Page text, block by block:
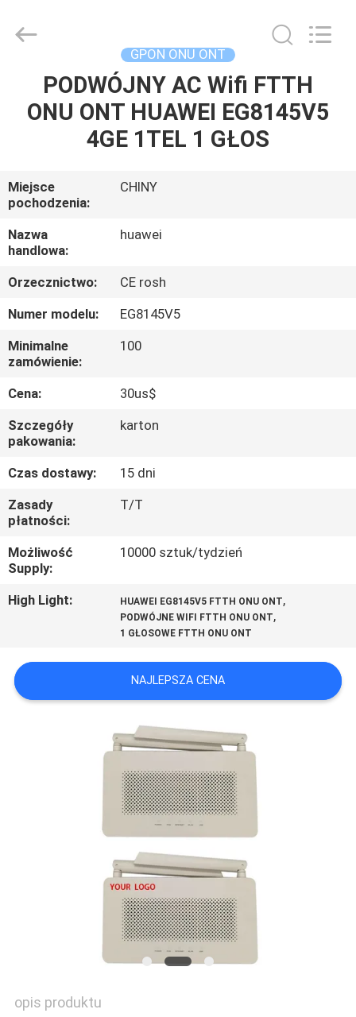
DOM
PRODUKTY
O
NAS
WYCIECZKA
PO
FABRYCE
KONTROLA
JAKOŚCI
SKONTAKTUJ
SIĘ
Z
NAMI
POPROSIĆ
O
SITEMAP
LIMITED.
GPON ONU ONT
PODWÓJNY AC Wifi FTTH
ONU ONT HUAWEI EG8145V5
4GE 1TEL 1 GŁOS
Miejsce
pochodzenia:
CHINY
Nazwa
handlowa:
huawei
Orzecznictwo:
CE rosh
Numer modelu:
EG8145V5
Minimalne
zamówienie:
100
Cena:
30us$
Szczegóły
pakowania:
karton
Czas dostawy:
15 dni
Zasady
płatności:
T/T
Możliwość
Supply:
10000 sztuk/tydzień
High Light: HUAWEI EG8145V5 FTTH ONU ONT,
PODWÓJNE WIFI FTTH ONU ONT,
1 GŁOSOWE FTTH ONU ONT
NAJLEPSZA CENA
opis produktu